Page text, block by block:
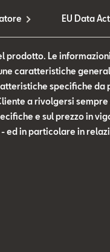
EU Data Act
prodotto. Le
caratteristiche
specifiche
a rivolgersi
e sul prezzo in
ed in particolare in